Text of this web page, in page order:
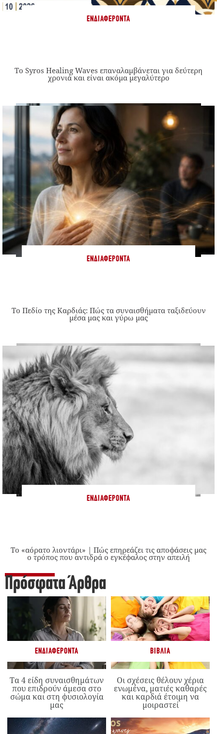
ΕΝΔΙΑΦΈΡΟΝΤΑ
Το Syros Healing Waves επαναλαμβάνεται για δεύτερη
χρονιά και είναι ακόμα μεγαλύτερο
ΕΝΔΙΑΦΈΡΟΝΤΑ
Το Πεδίο της Καρδιάς: Πώς τα συναισθήματα ταξιδεύουν
μέσα μας και γύρω μας
ΕΝΔΙΑΦΈΡΟΝΤΑ
Το «αόρατο λιοντάρι» | Πώς επηρεάζει τις αποφάσεις μας
ο τρόπος που αντιδρά ο εγκέφαλος στην απειλή
Πρόσφατα Άρθρα
ΕΝΔΙΑΦΈΡΟΝΤΑ
Τα 4 είδη συναισθημάτων
που επιδρούν άμεσα στο
σώμα και στη φυσιολογία
μας
ΒΙΒΛΊΑ
Οι σχέσεις θέλουν χέρια
ενωμένα, ματιές καθαρές
και καρδιά έτοιμη να
μοιραστεί